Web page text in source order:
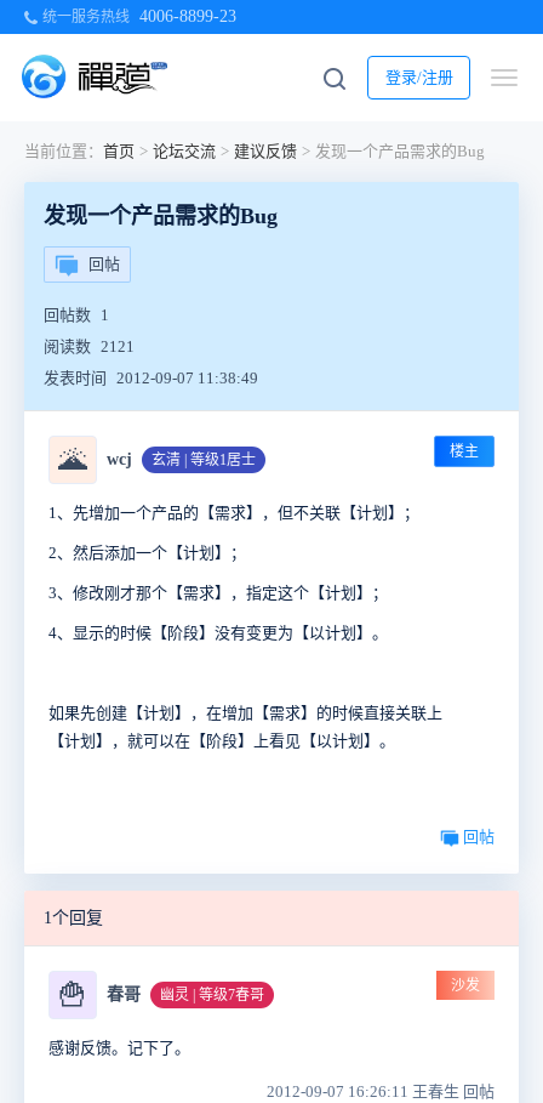
统一服务热线 4006-8899-23
登录/注册
当前位置： 首页 > 论坛交流 > 建议反馈 > 发现一个产品需求的Bug
发现一个产品需求的Bug
回帖
回帖数 1
阅读数 2121
发表时间
2012-09-07 11:38:49
🌋 wcj 玄清 | 等级1居士 楼主
1、先增加一个产品的【需求】，但不关联【计划】；
2、然后添加一个【计划】；
3、修改刚才那个【需求】，指定这个【计划】；
4、显示的时候【阶段】没有变更为【以计划】。
如果先创建【计划】，在增加【需求】的时候直接关联上
【计划】，就可以在【阶段】上看见【以计划】。
回帖
1个回复
🍟 春哥 幽灵 | 等级7春哥
沙发
感谢反馈。记下了。
2012-09-07 16:26:11 王春生 回帖